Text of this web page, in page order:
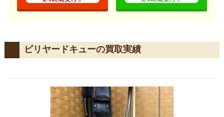
ビリヤードキューの買取実績